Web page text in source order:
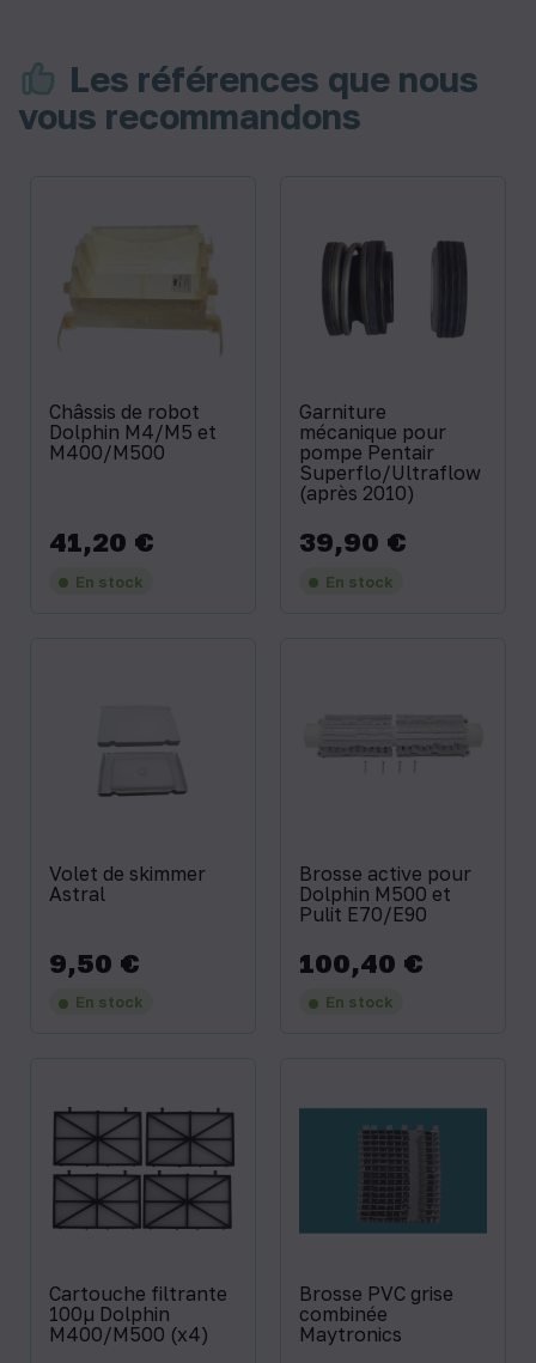
Les références que nous
vous recommandons
Châssis de robot
Dolphin M4/M5 et
M400/M500
Prix
41,20 €
En stock
Garniture
mécanique pour
pompe Pentair
Superflo/Ultraflow
(après 2010)
Prix
39,90 €
En stock
Volet de skimmer
Astral
Prix
9,50 €
En stock
Brosse active pour
Dolphin M500 et
Pulit E70/E90
Prix
100,40 €
En stock
Cartouche filtrante
100µ Dolphin
M400/M500 (x4)
Brosse PVC grise
combinée
Maytronics